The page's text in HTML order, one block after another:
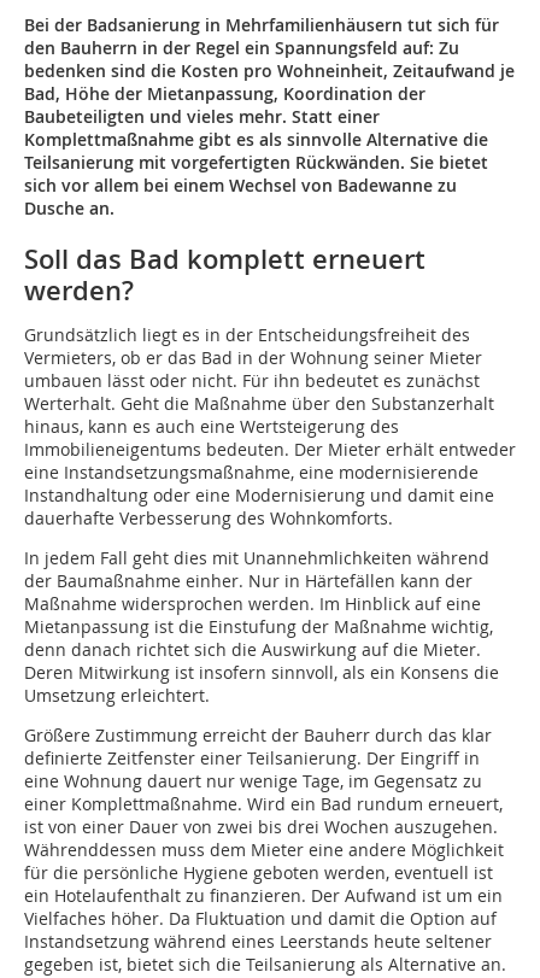
Bei der Badsanierung in Mehrfamilienhäusern tut sich für
den Bauherrn in der Regel ein Spannungsfeld auf: Zu
bedenken sind die Kosten pro Wohneinheit, Zeitaufwand je
Bad, Höhe der Mietanpassung, Koordination der
Baubeteiligten und vieles mehr. Statt einer
Komplettmaßnahme gibt es als sinnvolle Alternative die
Teilsanierung mit vorgefertigten Rückwänden. Sie bietet
sich vor allem bei einem Wechsel von Badewanne zu
Dusche an.
Soll das Bad komplett erneuert
werden?
Grundsätzlich liegt es in der Entscheidungsfreiheit des
Vermieters, ob er das Bad in der Wohnung seiner Mieter
umbauen lässt oder nicht. Für ihn bedeutet es zunächst
Werterhalt. Geht die Maßnahme über den Substanzerhalt
hinaus, kann es auch eine Wertsteigerung des
Immobilieneigentums bedeuten. Der Mieter erhält entweder
eine Instandsetzungsmaßnahme, eine modernisierende
Instandhaltung oder eine Modernisierung und damit eine
dauerhafte Verbesserung des Wohnkomforts.
In jedem Fall geht dies mit Unannehmlichkeiten während
der Baumaßnahme einher. Nur in Härtefällen kann der
Maßnahme widersprochen werden. Im Hinblick auf eine
Mietanpassung ist die Einstufung der Maßnahme wichtig,
denn danach richtet sich die Auswirkung auf die Mieter.
Deren Mitwirkung ist insofern sinnvoll, als ein Konsens die
Umsetzung erleichtert.
Größere Zustimmung erreicht der Bauherr durch das klar
definierte Zeitfenster einer Teilsanierung. Der Eingriff in
eine Wohnung dauert nur wenige Tage, im Gegensatz zu
einer Komplettmaßnahme. Wird ein Bad rundum erneuert,
ist von einer Dauer von zwei bis drei Wochen auszugehen.
Währenddessen muss dem Mieter eine andere Möglichkeit
für die persönliche Hygiene geboten werden, eventuell ist
ein Hotelaufenthalt zu finanzieren. Der Aufwand ist um ein
Vielfaches höher. Da Fluktuation und damit die Option auf
Instandsetzung während eines Leerstands heute seltener
gegeben ist, bietet sich die Teilsanierung als Alternative an.